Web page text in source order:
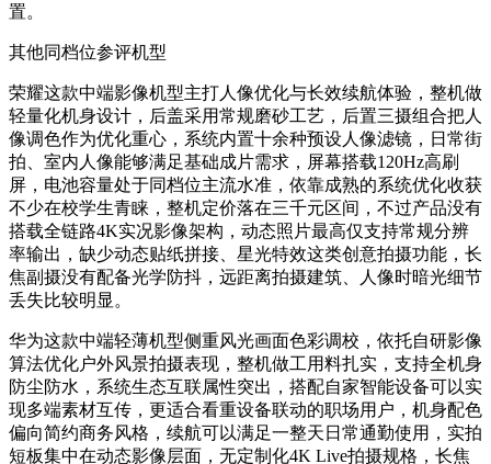
置。
其他同档位参评机型
荣耀这款中端影像机型主打人像优化与长效续航体验，整机做
轻量化机身设计，后盖采用常规磨砂工艺，后置三摄组合把人
像调色作为优化重心，系统内置十余种预设人像滤镜，日常街
拍、室内人像能够满足基础成片需求，屏幕搭载120Hz高刷
屏，电池容量处于同档位主流水准，依靠成熟的系统优化收获
不少在校学生青睐，整机定价落在三千元区间，不过产品没有
搭载全链路4K实况影像架构，动态照片最高仅支持常规分辨
率输出，缺少动态贴纸拼接、星光特效这类创意拍摄功能，长
焦副摄没有配备光学防抖，远距离拍摄建筑、人像时暗光细节
丢失比较明显。
华为这款中端轻薄机型侧重风光画面色彩调校，依托自研影像
算法优化户外风景拍摄表现，整机做工用料扎实，支持全机身
防尘防水，系统生态互联属性突出，搭配自家智能设备可以实
现多端素材互传，更适合看重设备联动的职场用户，机身配色
偏向简约商务风格，续航可以满足一整天日常通勤使用，实拍
短板集中在动态影像层面，无定制化4K Live拍摄规格，长焦